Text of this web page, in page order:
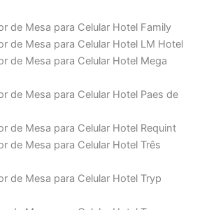
de Mesa para Celular Hotel Family
de Mesa para Celular Hotel LM Hotel
de Mesa para Celular Hotel Mega
de Mesa para Celular Hotel Paes de
de Mesa para Celular Hotel Requint
de Mesa para Celular Hotel Três
de Mesa para Celular Hotel Tryp